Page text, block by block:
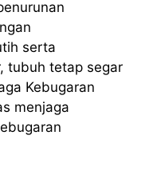
serta
tubuh tetap segar
Kebugaran
menjaga